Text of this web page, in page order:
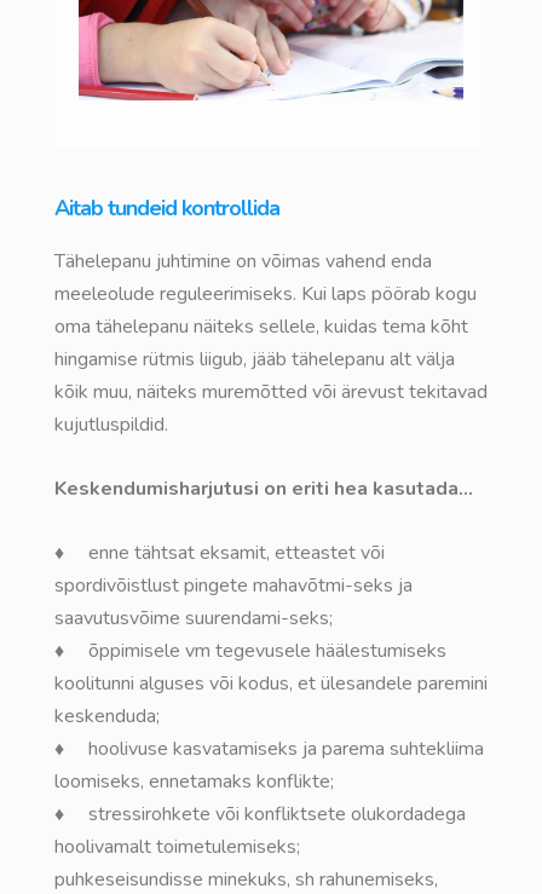
Aitab tundeid kontrollida
Tähelepanu juhtimine on võimas vahend enda
meeleolude reguleerimiseks. Kui laps pöörab kogu
oma tähelepanu näiteks sellele, kuidas tema kõht
hingamise rütmis liigub, jääb tähelepanu alt välja
kõik muu, näiteks muremõtted või ärevust tekitavad
kujutluspildid.
Keskendumisharjutusi on eriti hea kasutada…
♦ enne tähtsat eksamit, etteastet või
spordivõistlust pingete mahavõtmi-seks ja
saavutusvõime suurendami-seks;
♦ õppimisele vm tegevusele häälestumiseks
koolitunni alguses või kodus, et ülesandele paremini
keskenduda;
♦ hoolivuse kasvatamiseks ja parema suhtekliima
loomiseks, ennetamaks konflikte;
♦ stressirohkete või konfliktsete olukordadega
hoolivamalt toimetulemiseks;
puhkeseisundisse minekuks, sh rahunemiseks,